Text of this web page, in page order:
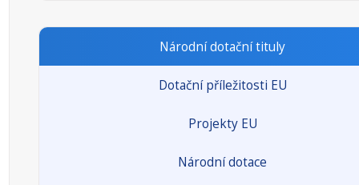
Národní dotační tituly
Dotační příležitosti EU
Projekty EU
Národní dotace